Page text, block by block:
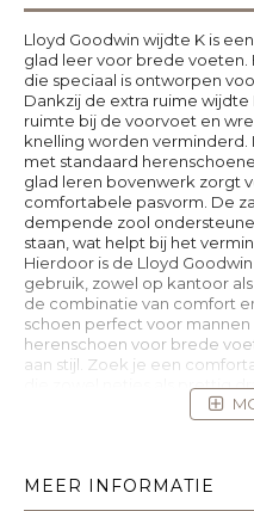
Lloyd Goodwin wijdte K is
glad leer voor brede voeten.
die speciaal is ontworpen
Dankzij de extra ruime
ruimte bij de voorvoet en
knelling worden
met standaard
glad leren bovenwerk zorgt
comfortabele pasvorm. De
dempende zool
staan, wat helpt bij het
Hierdoor is de Lloyd
gebruik, zowel op kantoor
de combinatie van comfort
schoen perfect voor
herenschoen voor brede
aan stijl. Zoek je een
die zowel netjes als prettig
een uitstekende keuze. De
MEER INFORMATIE